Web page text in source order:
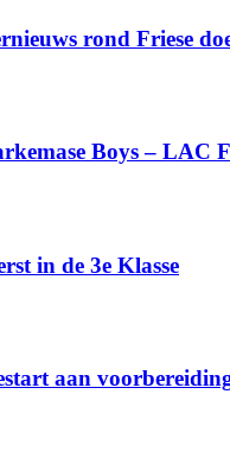
rond Friese
Boys – LAC
in de 3e Klasse
aan